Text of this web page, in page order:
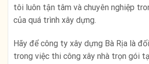
tôi luôn tận tâm và chuyên nghiệp
của quá trình xây dựng.
Hãy để công ty xây dựng Bà Rịa là
trong việc thi công xây nhà trọn gói